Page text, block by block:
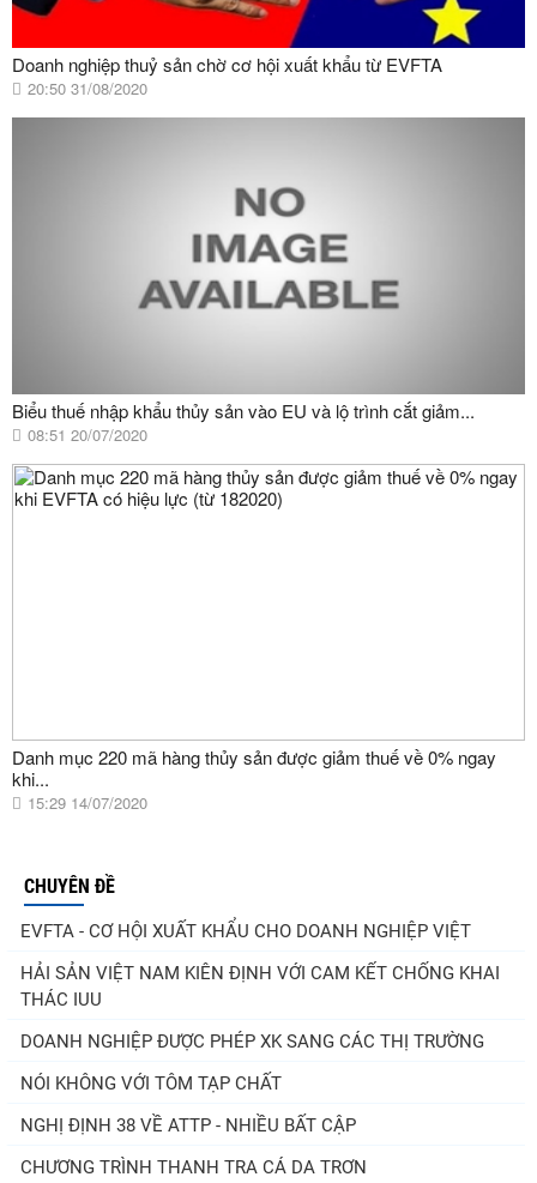
Doanh nghiệp thuỷ sản chờ cơ hội xuất khẩu từ EVFTA
20:50 31/08/2020
Biểu thuế nhập khẩu thủy sản vào EU và lộ trình cắt giảm...
08:51 20/07/2020
Danh mục 220 mã hàng thủy sản được giảm thuế về 0% ngay
khi...
15:29 14/07/2020
CHUYÊN ĐỀ
EVFTA - CƠ HỘI XUẤT KHẨU CHO DOANH NGHIỆP VIỆT
HẢI SẢN VIỆT NAM KIÊN ĐỊNH VỚI CAM KẾT CHỐNG KHAI
THÁC IUU
DOANH NGHIỆP ĐƯỢC PHÉP XK SANG CÁC THỊ TRƯỜNG
NÓI KHÔNG VỚI TÔM TẠP CHẤT
NGHỊ ĐỊNH 38 VỀ ATTP - NHIỀU BẤT CẬP
CHƯƠNG TRÌNH THANH TRA CÁ DA TRƠN